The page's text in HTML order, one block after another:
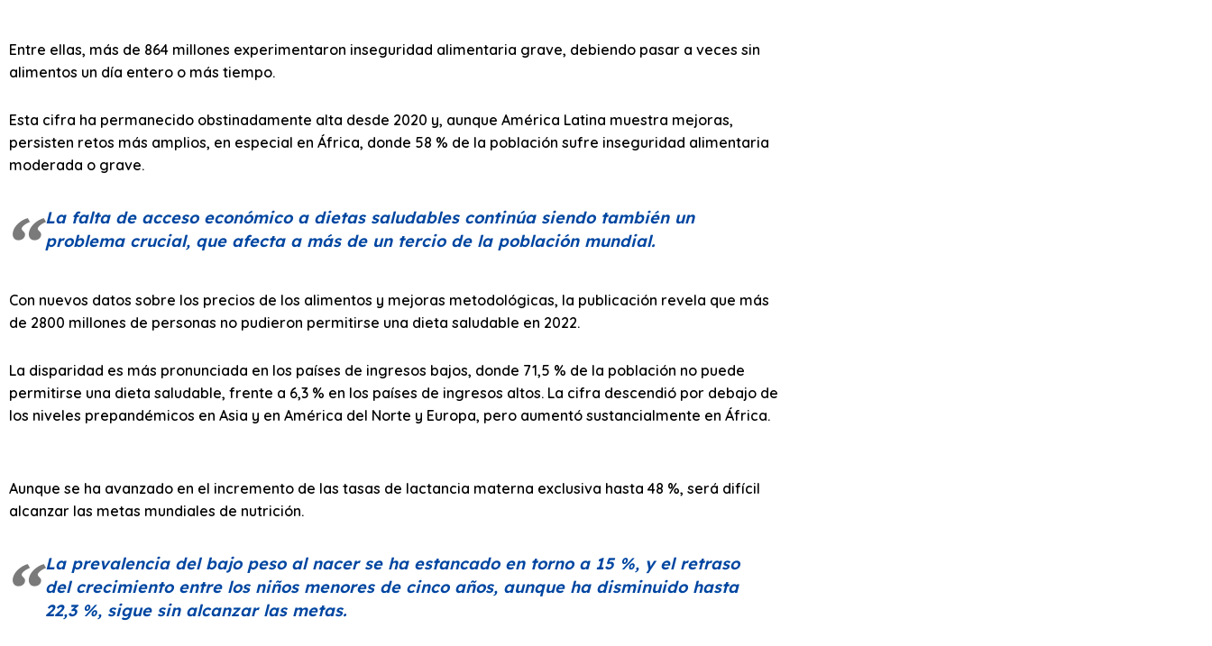
Entre ellas, más de 864 millones experimentaron inseguridad alimentaria grave, debiendo pasar a veces sin
alimentos un día entero o más tiempo.
Esta cifra ha permanecido obstinadamente alta desde 2020 y, aunque América Latina muestra mejoras,
persisten retos más amplios, en especial en África, donde 58 % de la población sufre inseguridad alimentaria
moderada o grave.
La falta de acceso económico a dietas saludables continúa siendo también un
problema crucial, que afecta a más de un tercio de la población mundial.
Con nuevos datos sobre los precios de los alimentos y mejoras metodológicas, la publicación revela que más
de 2800 millones de personas no pudieron permitirse una dieta saludable en 2022.
La disparidad es más pronunciada en los países de ingresos bajos, donde 71,5 % de la población no puede
permitirse una dieta saludable, frente a 6,3 % en los países de ingresos altos. La cifra descendió por debajo de
los niveles prepandémicos en Asia y en América del Norte y Europa, pero aumentó sustancialmente en África.
Aunque se ha avanzado en el incremento de las tasas de lactancia materna exclusiva hasta 48 %, será difícil
alcanzar las metas mundiales de nutrición.
La prevalencia del bajo peso al nacer se ha estancado en torno a 15 %, y el retraso
del crecimiento entre los niños menores de cinco años, aunque ha disminuido hasta
22,3 %, sigue sin alcanzar las metas.